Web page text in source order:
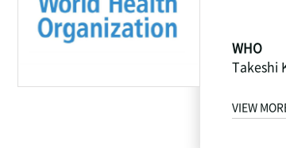
WHO
Takeshi
VIEW